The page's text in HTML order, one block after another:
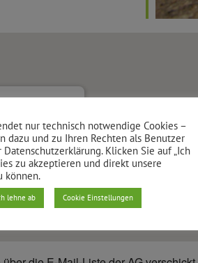
Straße 10 - Berlin
anzeigen
nur technisch notwendige Cookies –
dazu und zu Ihren Rechten als Benutzer
Klicken Sie auf „Ich
zu akzeptieren und direkt unsere
können.
lehne ab Cookie Einstellungen